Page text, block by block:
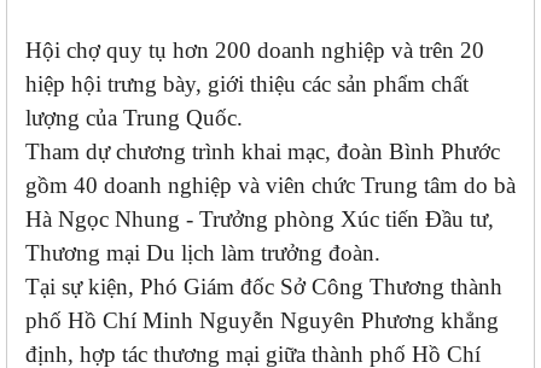
Hội chợ quy tụ hơn 200 doanh nghiệp và trên 20
hiệp hội trưng bày, giới thiệu các sản phẩm chất
lượng của Trung Quốc.
Tham dự chương trình khai mạc, đoàn Bình Phước
gồm 40 doanh nghiệp và viên chức Trung tâm do bà
Hà Ngọc Nhung - Trưởng phòng Xúc tiến Đầu tư,
Thương mại Du lịch làm trưởng đoàn.
Tại sự kiện, Phó Giám đốc Sở Công Thương thành
phố Hồ Chí Minh Nguyễn Nguyên Phương khẳng
định, hợp tác thương mại giữa thành phố Hồ Chí